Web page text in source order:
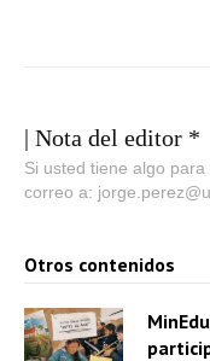
| Nota del editor *
Si usted tiene algo
correo a:
Otros contenidos